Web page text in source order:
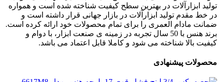
تولید ابزارآلات در بهترین سطح کیفیت شناخته شده است و همواره
در خط مقدم تولید ابزارآلات در بازار جهانی قرار داشته است و
ضمانت مادام العمری را برای تمام محصولات خود ارائه کرده است.
برند هنس با 50 سال تجربه در زمینه ی صنعت ابزار، با دوام و
کیفیت بالا شناخته می شود و کاملا قابل اعتماد می باشد.
محصولات پیشنهادی